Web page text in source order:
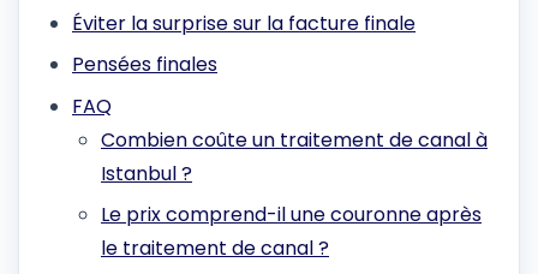
Éviter la surprise sur la facture finale
Pensées finales
FAQ
Combien coûte un traitement de canal à
Istanbul ?
Le prix comprend-il une couronne après
le traitement de canal ?